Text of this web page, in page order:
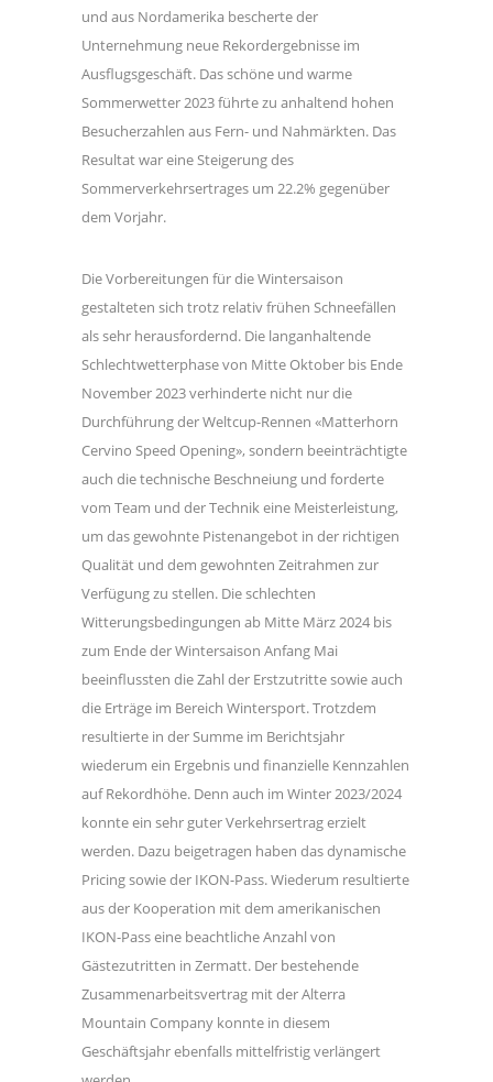
und aus Nordamerika bescherte der
Unternehmung neue Rekordergebnisse im
Ausflugsgeschäft. Das schöne und warme
Sommerwetter 2023 führte zu anhaltend hohen
Besucherzahlen aus Fern- und Nahmärkten. Das
Resultat war eine Steigerung des
Sommerverkehrsertrages um 22.2% gegenüber
dem Vorjahr.
Die Vorbereitungen für die Wintersaison
gestalteten sich trotz relativ frühen Schneefällen
als sehr herausfordernd. Die langanhaltende
Schlechtwetterphase von Mitte Oktober bis Ende
November 2023 verhinderte nicht nur die
Durchführung der Weltcup-Rennen «Matterhorn
Cervino Speed Opening», sondern beeinträchtigte
auch die technische Beschneiung und forderte
vom Team und der Technik eine Meisterleistung,
um das gewohnte Pistenangebot in der richtigen
Qualität und dem gewohnten Zeitrahmen zur
Verfügung zu stellen. Die schlechten
Witterungsbedingungen ab Mitte März 2024 bis
zum Ende der Wintersaison Anfang Mai
beeinflussten die Zahl der Erstzutritte sowie auch
die Erträge im Bereich Wintersport. Trotzdem
resultierte in der Summe im Berichtsjahr
wiederum ein Ergebnis und finanzielle Kennzahlen
auf Rekordhöhe. Denn auch im Winter 2023/2024
konnte ein sehr guter Verkehrsertrag erzielt
werden. Dazu beigetragen haben das dynamische
Pricing sowie der IKON-Pass. Wiederum resultierte
aus der Kooperation mit dem amerikanischen
IKON-Pass eine beachtliche Anzahl von
Gästezutritten in Zermatt. Der bestehende
Zusammenarbeitsvertrag mit der Alterra
Mountain Company konnte in diesem
Geschäftsjahr ebenfalls mittelfristig verlängert